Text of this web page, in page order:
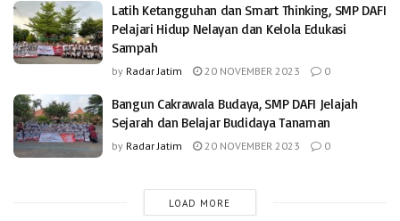
Latih Ketangguhan dan Smart Thinking, SMP DAFI
Pelajari Hidup Nelayan dan Kelola Edukasi
Sampah
by Radar Jatim 20 NOVEMBER 2023 0
Bangun Cakrawala Budaya, SMP DAFI Jelajah
Sejarah dan Belajar Budidaya Tanaman
by Radar Jatim 20 NOVEMBER 2023 0
LOAD MORE